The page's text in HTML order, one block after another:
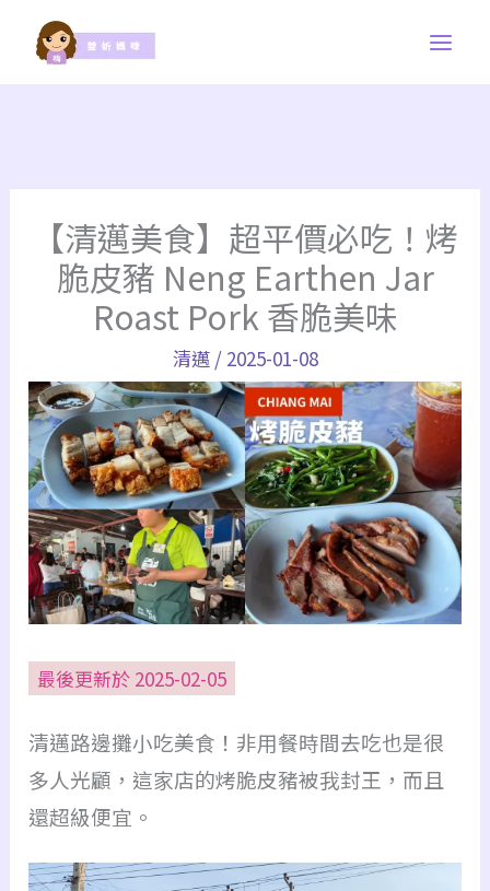
【清邁美食】超平價必吃！烤
脆皮豬 Neng Earthen Jar
Roast Pork 香脆美味
清邁/ 2025-01-08
最後更新於 2025-02-05
清邁路邊攤小吃美食！非用餐時間去吃也是很
多人光顧，這家店的烤脆皮豬被我封王，而且
還超級便宜。